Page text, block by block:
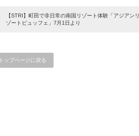
【STRI】町田で非日常の南国リゾート体験「アジアンリ
ゾートビュッフェ」7月1日より
トップページに戻る